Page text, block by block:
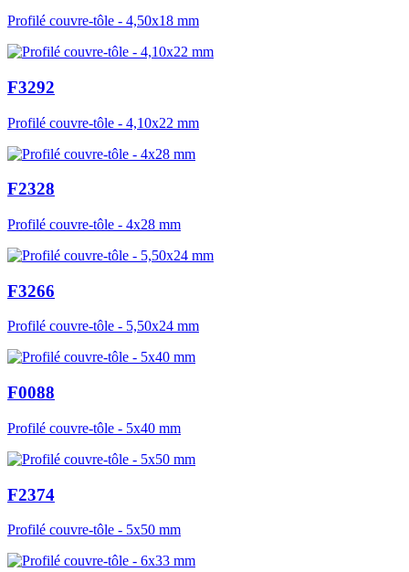
Profilé couvre-tôle - 4,50x18 mm
F3292
Profilé couvre-tôle - 4,10x22 mm
F2328
Profilé couvre-tôle - 4x28 mm
F3266
Profilé couvre-tôle - 5,50x24 mm
F0088
Profilé couvre-tôle - 5x40 mm
F2374
Profilé couvre-tôle - 5x50 mm